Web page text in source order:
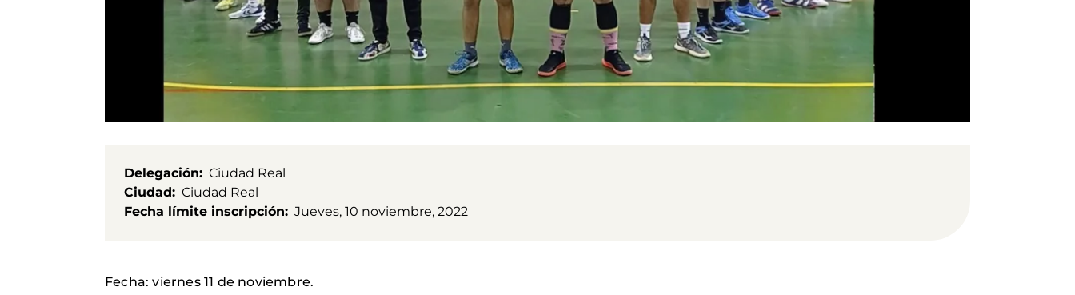
Delegación
Ciudad Real
Ciudad
Ciudad Real
Fecha límite inscripción
Jueves, 10 noviembre, 2022
Fecha: viernes 11 de noviembre.